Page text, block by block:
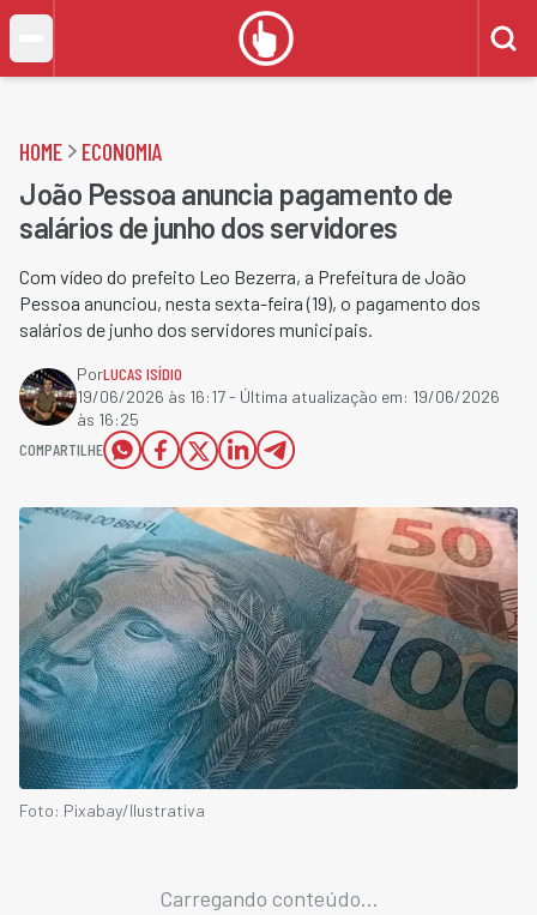
HOME ECONOMIA
João Pessoa anuncia pagamento de
salários de junho dos servidores
Com vídeo do prefeito Leo Bezerra, a Prefeitura de João
Pessoa anunciou, nesta sexta-feira (19), o pagamento dos
salários de junho dos servidores municipais.
PorLUCAS ISÍDIO
19/06/2026 às 16:17- Última atualização em: 19/06/2026
às 16:25
COMPARTILHE
Foto: Pixabay/Ilustrativa
Carregando conteúdo...